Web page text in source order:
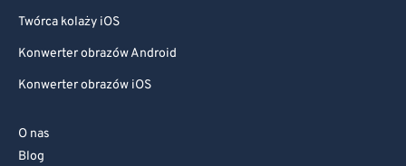
Twórca kolaży iOS
Konwerter obrazów Android
Konwerter obrazów iOS
O nas
Blog